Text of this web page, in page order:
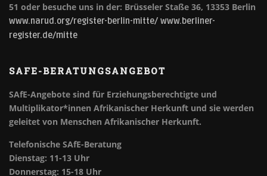
51 oder besuche uns in der: Brüsseler Staße 36, 13353 Berlin
www.narud.org/register-berlin-mitte/ www.berliner-
register.de/mitte
SAFE-BERATUNGSANGEBOT
SAfE-Angebote sind für Erziehungsberechtigte und
Multiplikator*innen Afrikanischer Herkunft und sie werden
geleitet von Menschen Afrikanischer Herkunft.
Telefonische SAfE-Beratung
Dienstag: 11-13 Uhr
Donnerstag: 15-18 Uhr